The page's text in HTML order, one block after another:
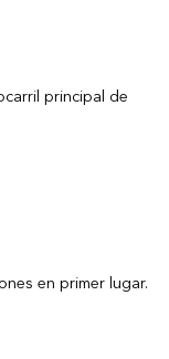
principal de
en primer lugar.